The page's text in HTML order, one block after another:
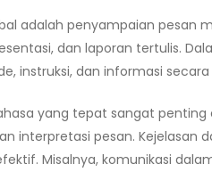
adalah penyampaian pesan
dan laporan tertulis.
instruksi, dan informasi secara
yang tepat sangat
interpretasi pesan. Kejelasan
Misalnya, komunikasi